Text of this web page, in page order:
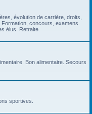
évolution de carrière, droits,
concours, examens.
élus. Retraite.
Bon alimentaire. Secours
sportives.